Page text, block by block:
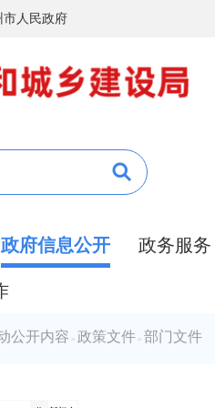
市人民政府
政府信息公开 政务服务
公开内容 > 政策文件 >部门文件